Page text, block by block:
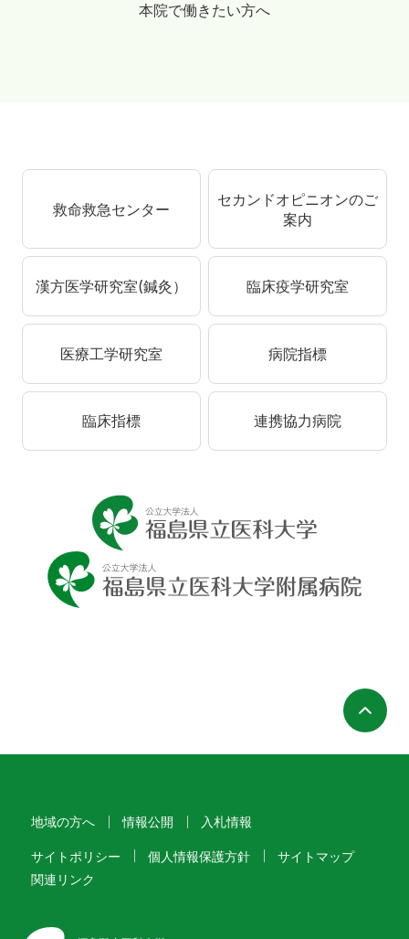
本院で働きたい方へ
救命救急センター
セカンドオピニオンのご
案内
漢方医学研究室(鍼灸） 臨床疫学研究室
医療工学研究室 病院指標
臨床指標 連携協力病院
地域の方へ 情報公開 入札情報
サイトポリシー 個人情報保護方針
サイトマップ
関連リンク